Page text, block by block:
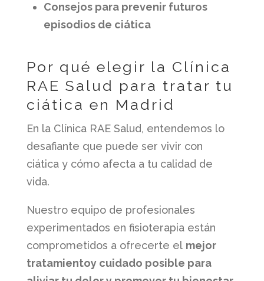
Consejos para prevenir futuros
episodios de ciática
Por qué elegir la Clínica
RAE Salud para tratar tu
ciática en Madrid
En la Clínica RAE Salud, entendemos lo
desafiante que puede ser vivir con
ciática y cómo afecta a tu calidad de
vida.
Nuestro equipo de profesionales
experimentados en fisioterapia están
comprometidos a ofrecerte el mejor
tratamientoy cuidado posible para